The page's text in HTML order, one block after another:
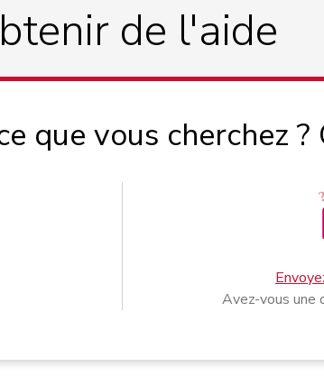
de l'aide
que vous cherchez
Avez-vous une